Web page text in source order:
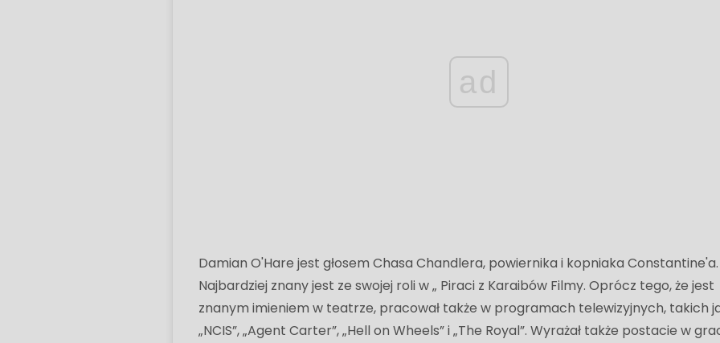
ad
Damian O'Hare jest głosem Chasa Chandlera, powiernika i kopniaka Constantine'a.
Najbardziej znany jest ze swojej roli w „ Piraci z Karaibów Filmy. Oprócz tego, że jest
znanym imieniem w teatrze, pracował także w programach telewizyjnych, takich
„NCIS”, „Agent Carter”, „Hell on Wheels” i „The Royal”. Wyrażał także postacie w